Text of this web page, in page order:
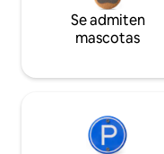
Se admiten
mascotas